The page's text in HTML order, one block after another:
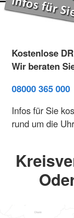
Kostenlose
Wir beraten
08000 365 000
Infos für Sie
rund um die Uhr